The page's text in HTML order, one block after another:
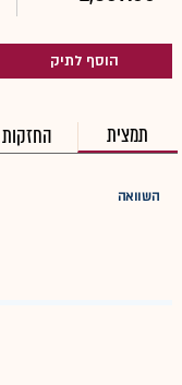
הוסף לתיק
תמצית החזקות
השוואה